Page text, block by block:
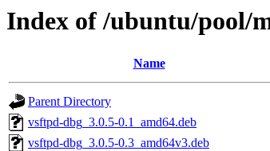
Index of /ubuntu/pool/
Name
Parent Directory
vsftpd-dbg_3.0.5-0.1_amd64.deb
vsftpd-dbg_3.0.5-0.3_amd64v3.deb